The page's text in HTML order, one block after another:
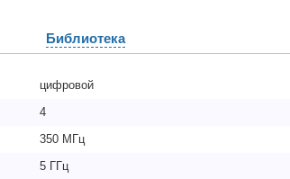
Библиотека
цифровой
4
350 МГц
5 ГГц